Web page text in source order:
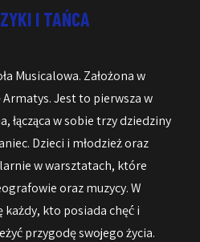
I TAŃCA
Musicalowa. Założona w
Jest to pierwsza w
łącząca w sobie trzy dziedziny
Dzieci i młodzież oraz
w warsztatach, które
oraz muzycy. W
każdy, kto posiada chęć i
przygodę swojego życia.